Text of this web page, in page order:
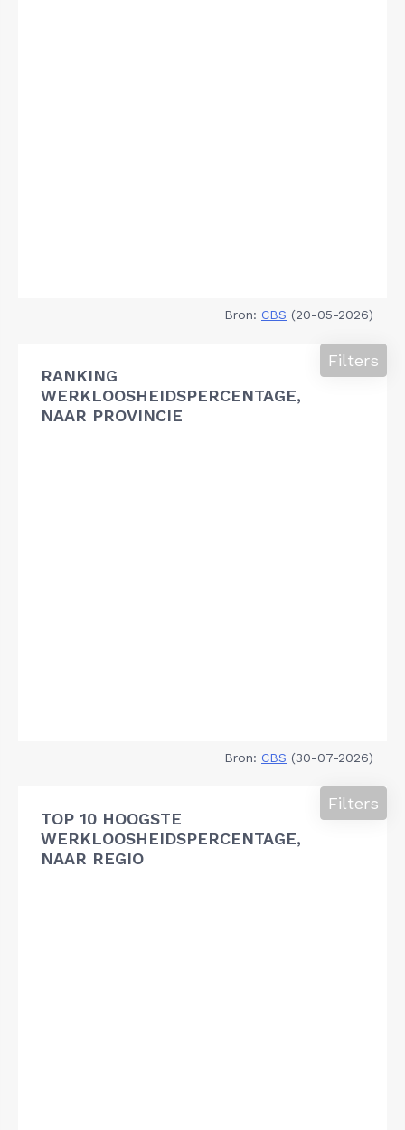
Bron: CBS (20-05-2026)
RANKING
WERKLOOSHEIDSPERCENTAGE,
NAAR PROVINCIE
Filters
Bron: CBS (30-07-2026)
TOP 10 HOOGSTE
WERKLOOSHEIDSPERCENTAGE,
NAAR REGIO
Filters